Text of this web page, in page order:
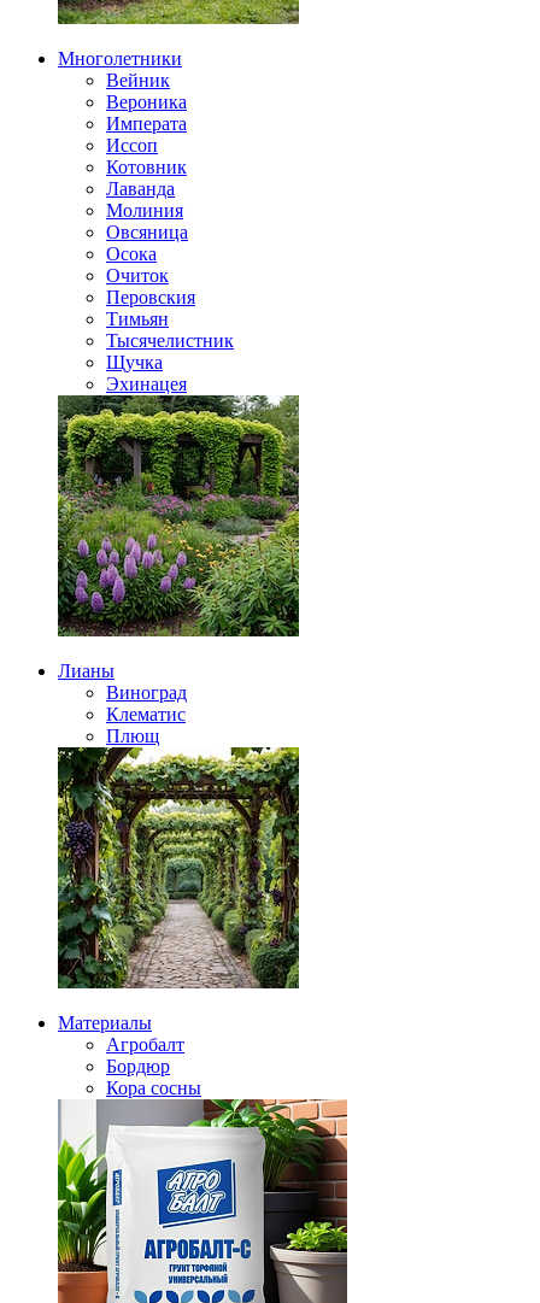
Многолетники
Вейник
Вероника
Императа
Иссоп
Котовник
Лаванда
Молиния
Овсяница
Осока
Очиток
Перовския
Тимьян
Тысячелистник
Щучка
Эхинацея
Лианы
Виноград
Клематис
Плющ
Материалы
Агробалт
Бордюр
Кора сосны